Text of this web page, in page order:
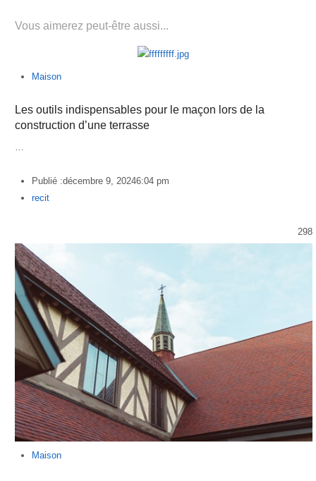
Vous aimerez peut-être aussi...
Maison
Les outils indispensables pour le maçon lors de la
construction d’une terrasse
…
Publié :décembre 9, 20246:04 pm
Author
recit
298
Maison